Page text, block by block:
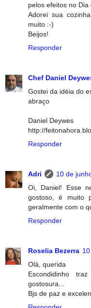
pelos efeitos no Dia
Adorei sua
muito :-)
Beijos!
Responder
Chef Daniel
Gostei da idéia do
abraço
Daniel Deywes
http://
Responder
Adri
10 de
Oi, Daniel! Esse
gostoso, é muito
geralmente com o
Responder
Roselia Bezerra
Olá, querida
Escondidinho
gostosura...
Bjs de paz e